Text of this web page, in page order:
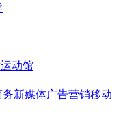
运动馆
务新媒体广告营销移动